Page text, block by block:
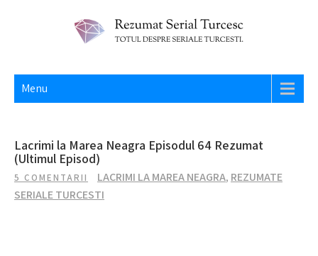
REZUMAT SERIAL TURCESC
Menu
Lacrimi la Marea Neagra Episodul 64 Rezumat
(Ultimul Episod)
5 COMENTARII LACRIMI LA MAREA NEAGRA, REZUMATE
SERIALE TURCESTI